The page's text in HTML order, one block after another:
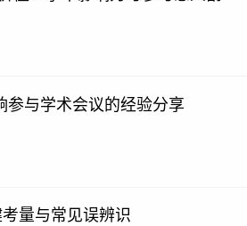
参与学术会议的经验分享
量与常见误辨识